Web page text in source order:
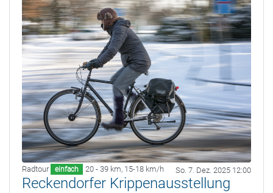
Radtour einfach 20 - 39 km, 15-18 km/h So. 7. Dez. 2025 12:00
Reckendorfer Krippenausstellung